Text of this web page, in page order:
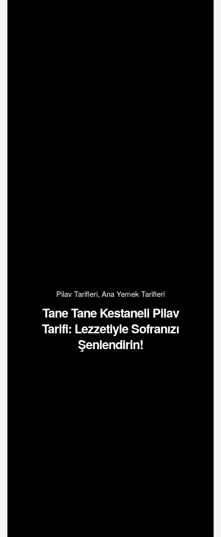
Pilav Tarifleri, Ana Yemek Tarifleri
Tane Tane Kestaneli Pilav
Tarifi: Lezzetiyle Sofranızı
Şenlendirin!